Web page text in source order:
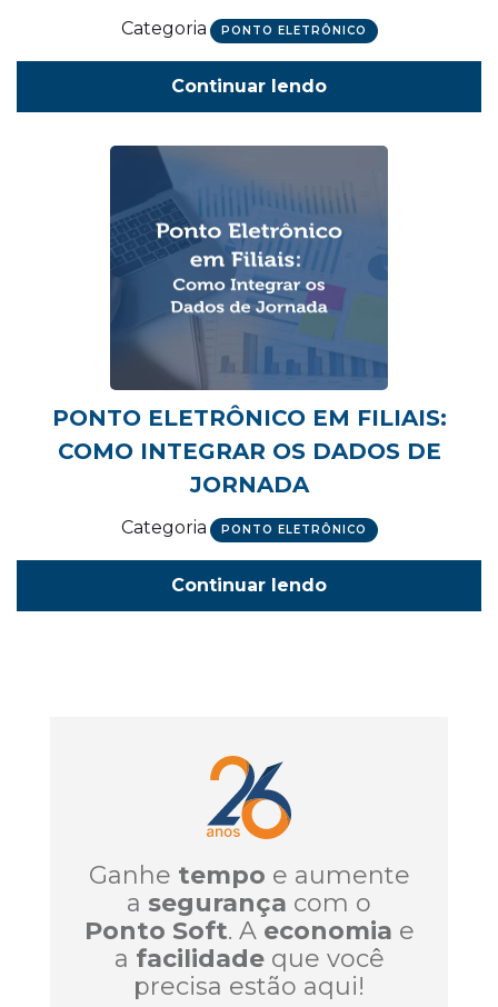
Categoria PONTO ELETRÔNICO
Continuar lendo
PONTO ELETRÔNICO EM FILIAIS:
COMO INTEGRAR OS DADOS DE
JORNADA
Categoria PONTO ELETRÔNICO
Continuar lendo
Ganhe tempo e aumente
a segurança com o
Ponto Soft. A economia e
a facilidadeque você
precisa estão aqui!